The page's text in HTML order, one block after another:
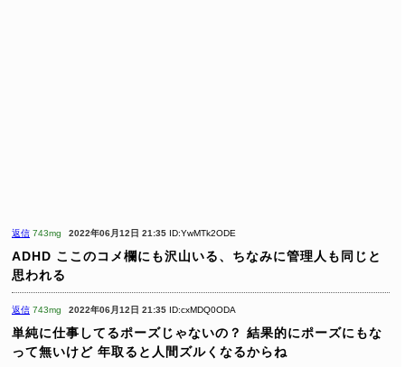
返信 743mg 2022年06月12日 21:35 ID:YwMTk2ODE
ADHD ここのコメ欄にも沢山いる、ちなみに管理人も同じと
思われる
返信 743mg 2022年06月12日 21:35 ID:cxMDQ0ODA
単純に仕事してるポーズじゃないの？ 結果的にポーズにもな
って無いけど 年取ると人間ズルくなるからね